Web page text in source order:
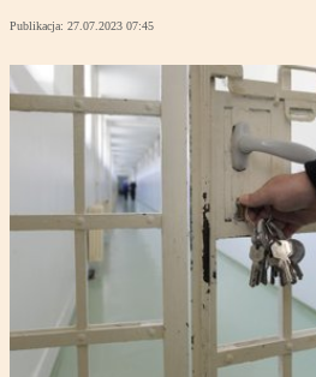
Publikacja: 27.07.2023 07:45